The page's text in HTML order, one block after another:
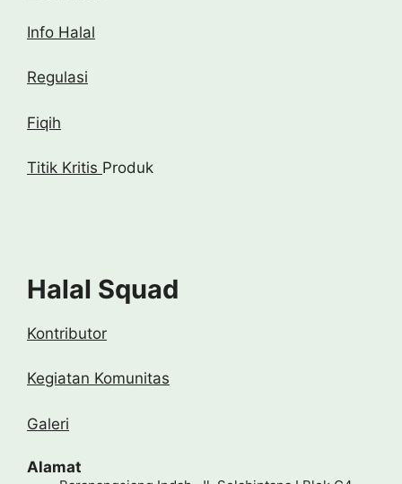
Info Halal
Regulasi
Fiqih
Titik Kritis Produk
Halal Squad
Kontributor
Kegiatan Komunitas
Galeri
Alamat